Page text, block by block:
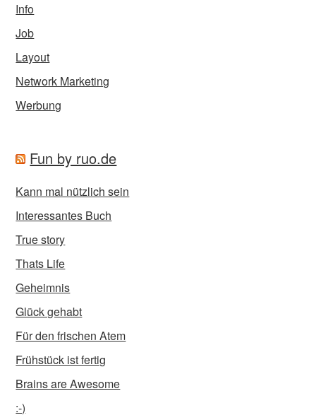
Info
Job
Layout
Network Marketing
Werbung
Fun by ruo.de
Kann mal nützlich sein
Interessantes Buch
True story
Thats Life
Geheimnis
Glück gehabt
Für den frischen Atem
Frühstück ist fertig
Brains are Awesome
:-)